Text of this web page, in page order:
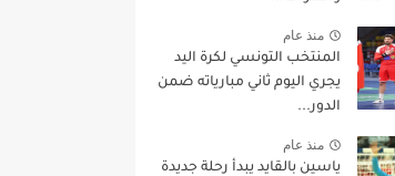
منذ عام
المنتخب التونسي لكرة اليد
يجري اليوم ثاني مبارياته ضمن
الدور...
منذ عام
ياسين بالقايد يبدأ رحلة جديدة